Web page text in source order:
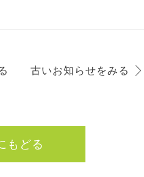
古いお知らせをみる
もどる